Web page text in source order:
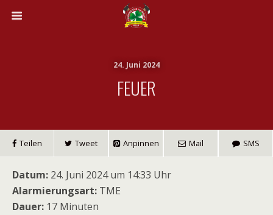
24. Juni 2024
FEUER
Teilen Tweet Anpinnen Mail SMS
Datum: 24. Juni 2024 um 14:33 Uhr
Alarmierungsart: TME
Dauer: 17 Minuten